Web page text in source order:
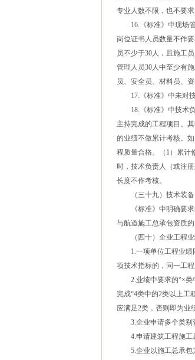
专业人数不限，也不要求
16.《标准》中现场管
岗位证书人员数量不作
员不少于30人，且施工
管理人员30人中至少有
员、安全员、材料员、
17.《标准》中未对技
18.《标准》中技术负
主持完成的工程项目。
的业绩不做累计考核。
程质量合格。（1）累
时，技术负责人（或注
长度不作考核。
（三十九）技术装备
《标准》中明确要求
与航道施工总承包资质
（四十）企业工程业
1.一项单位工程业绩
项技术指标的，同一工
2.业绩中要求的“×类
完成“4类中的2类以上工
应满足2类，否则即为业
3.企业申请多个类别资
4.申请建筑工程施工总
5.企业以施工总承包方